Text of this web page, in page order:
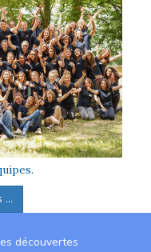
...
découvertes